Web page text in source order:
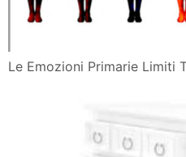
Le Emozioni Primarie Limiti